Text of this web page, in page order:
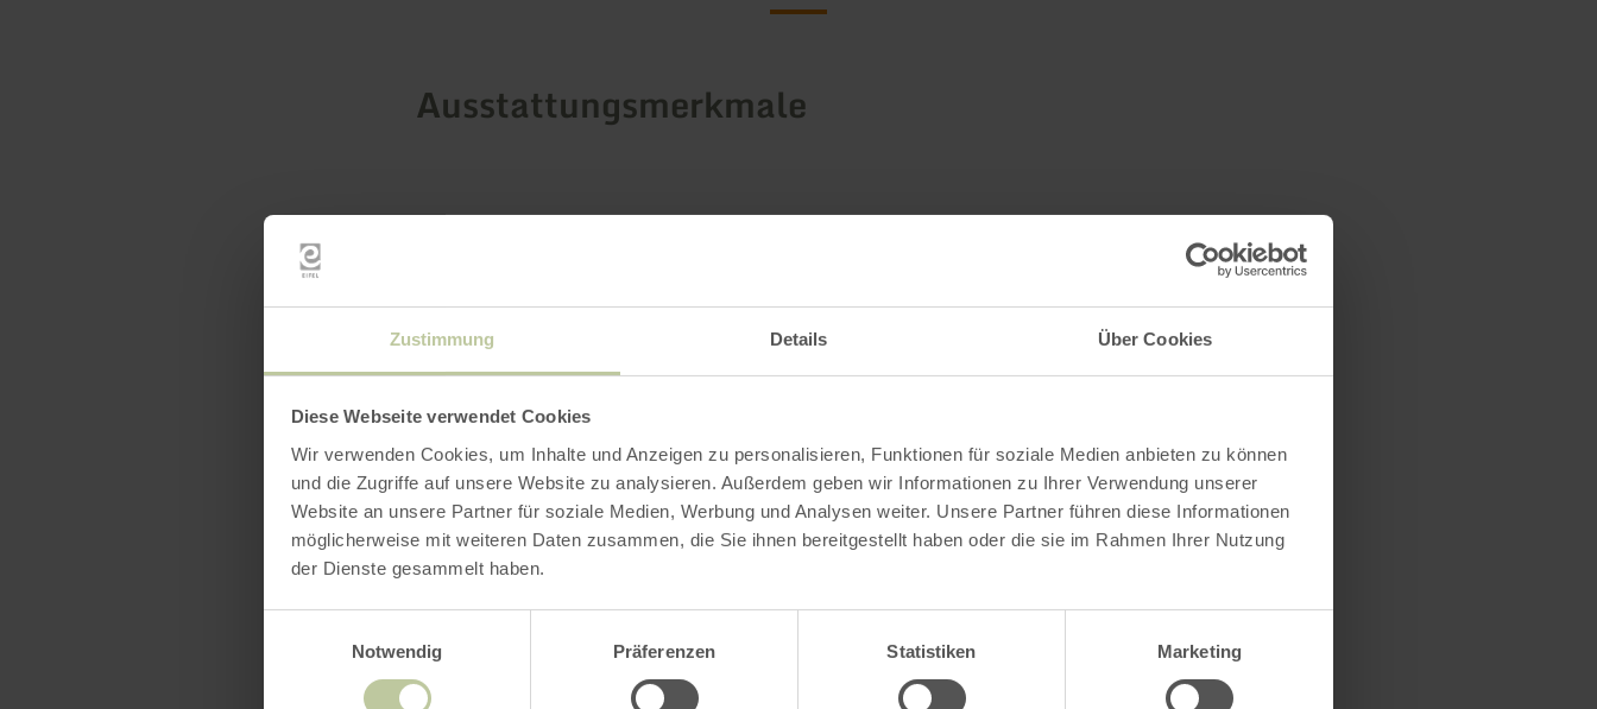
Zustimmung Details Über Cookies
Diese Webseite verwendet Cookies
Wir verwenden Cookies, um Inhalte und Anzeigen zu personalisieren, Funktionen für soziale Medien anbieten zu können
und die Zugriffe auf unsere Website zu analysieren. Außerdem geben wir Informationen zu Ihrer Verwendung unserer
Website an unsere Partner für soziale Medien, Werbung und Analysen weiter. Unsere Partner führen diese Informationen
möglicherweise mit weiteren Daten zusammen, die Sie ihnen bereitgestellt haben oder die sie im Rahmen Ihrer Nutzung
der Dienste gesammelt haben.
Notwendig
Präferenzen Statistiken Marketing
Ausstattungsmerkmale